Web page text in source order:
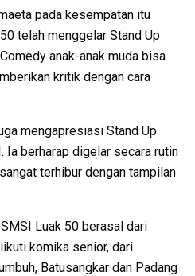
pada kesempatan itu
telah menggelar Stand Up
anak-anak muda bisa
kritik dengan cara
mengapresiasi Stand Up
Ia berharap digelar secara rutin
terhibur dengan tampilan
Luak 50 berasal dari
komika senior, dari
Batusangkar dan Padang